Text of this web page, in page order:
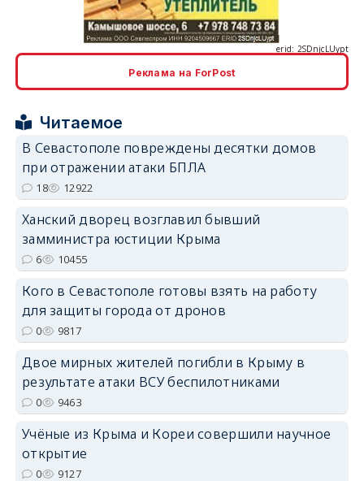
Реклама на ForPost
Читаемое
В Севастополе повреждены десятки домов
при отражении атаки БПЛА
18 12922
Ханский дворец возглавил бывший
замминистра юстиции Крыма
6 10455
Кого в Севастополе готовы взять на работу
для защиты города от дронов
0 9817
Двое мирных жителей погибли в Крыму в
результате атаки ВСУ беспилотниками
0 9463
Учёные из Крыма и Кореи совершили научное
открытие
0 9127